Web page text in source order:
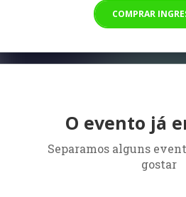
COMPRAR
O evento já
Separamos alguns
gostar